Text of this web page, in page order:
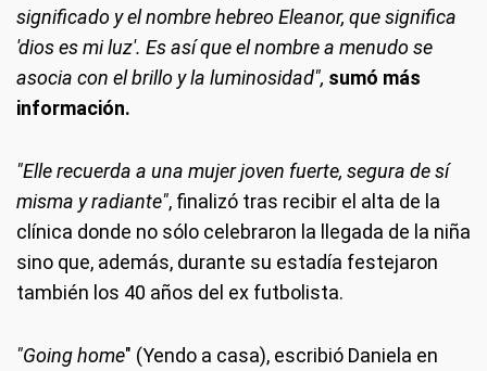
significado y el nombre hebreo Eleanor, que significa
'dios es mi luz'. Es así que el nombre a menudo se
asocia con el brillo y la luminosidad", sumó más
información.
"Elle recuerda a una mujer joven fuerte, segura de sí
misma y radiante", finalizó tras recibir el alta de la
clínica donde no sólo celebraron la llegada de la niña
sino que, además, durante su estadía festejaron
también los 40 años del ex futbolista.
"Going home" (Yendo a casa), escribió Daniela en